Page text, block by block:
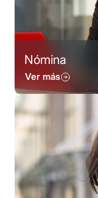
Nómina
Ver más